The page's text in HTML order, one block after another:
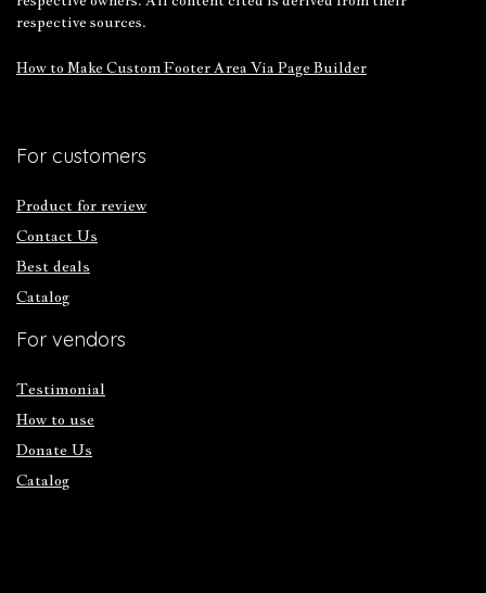
respective sources.
How to Make Custom Footer Area Via Page Builder
For customers
Product for review
Contact Us
Best deals
Catalog
For vendors
Testimonial
How to use
Donate Us
Catalog